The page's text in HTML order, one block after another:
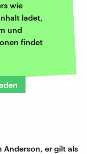
wie
ladet,
und
findet
Anderson, er gilt als